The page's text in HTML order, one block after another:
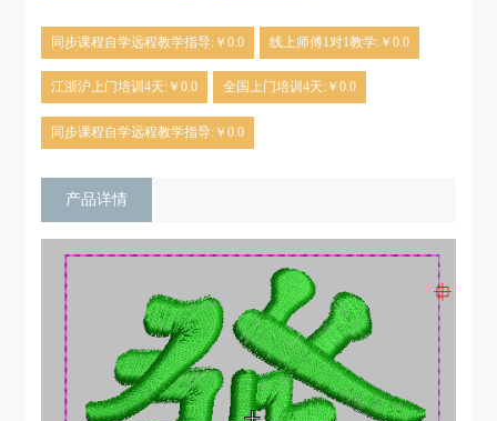
同步课程自学远程教学指导:￥0.0 线上师傅1对1教学:￥0.0
江浙沪上门培训4天:￥0.0 全国上门培训4天:￥0.0
同步课程自学远程教学指导:￥0.0
产品详情